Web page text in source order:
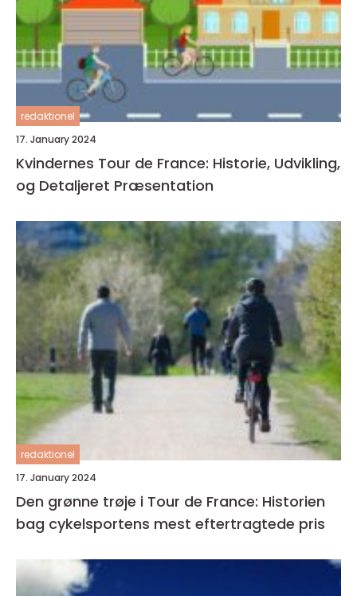
redaktionel
17. January 2024
Kvindernes Tour de France: Historie, Udvikling,
og Detaljeret Præsentation
redaktionel
17. January 2024
Den grønne trøje i Tour de France: Historien
bag cykelsportens mest eftertragtede pris